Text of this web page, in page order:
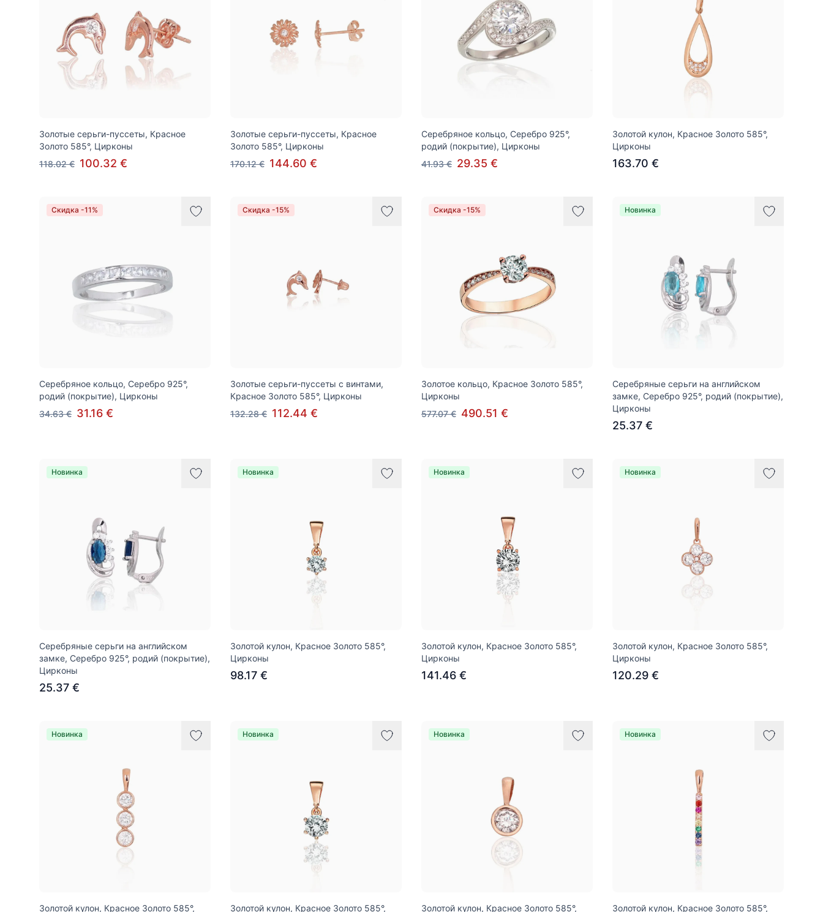
Золотые серьги-пуссеты, Красное
Золото 585°, Цирконы
118.02 € 100.32 €
Золотые серьги-пуссеты, Красное
Золото 585°, Цирконы
170.12 € 144.60 €
Серебряное кольцо, Серебро 925°,
родий (покрытие), Цирконы
41.93 € 29.35 €
Золотой кулон, Красное Золото 585°,
Цирконы
163.70 €
Скидка -11%
Серебряное кольцо, Серебро 925°,
родий (покрытие), Цирконы
34.63 € 31.16 €
Скидка -15%
Золотые серьги-пуссеты с винтами,
Красное Золото 585°, Цирконы
132.28 € 112.44 €
Скидка -15%
Золотое кольцо, Красное Золото 585°,
Цирконы
577.07 € 490.51 €
Новинка
Серебряные серьги на английском
замке, Серебро 925°, родий (покрытие),
Цирконы
25.37 €
Новинка
Серебряные серьги на английском
замке, Серебро 925°, родий (покрытие),
Цирконы
25.37 €
Новинка
Золотой кулон, Красное Золото 585°,
Цирконы
98.17 €
Новинка
Золотой кулон, Красное Золото 585°,
Цирконы
141.46 €
Новинка
Золотой кулон, Красное Золото 585°,
Цирконы
120.29 €
Новинка
Золотой кулон, Красное Золото 585°,
Новинка
Золотой кулон, Красное Золото 585°,
Новинка
Золотой кулон, Красное Золото 585°,
Новинка
Золотой кулон, Красное Золото 585°,